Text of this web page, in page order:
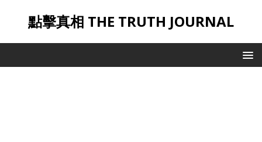
點擊真相 THE TRUTH JOURNAL